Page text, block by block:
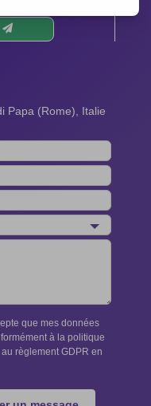
Papa (Rome), Italie
que mes données
à la politique
règlement GDPR en